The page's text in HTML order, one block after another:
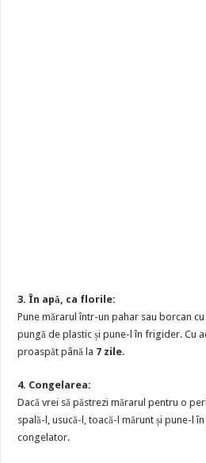
3. În apă, ca florile:
Pune mărarul într-un pahar sau borcan
pungă de plastic și pune-l în frigider. Cu
proaspăt până la 7 zile.
4. Congelarea:
Dacă vrei să păstrezi mărarul pentru o
spală-l, usucă-l, toacă-l mărunt și pune-l
congelator.